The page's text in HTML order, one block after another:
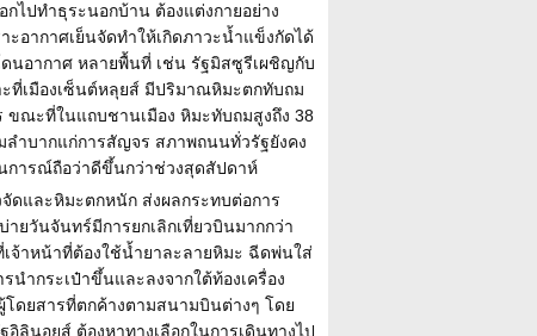
ไปทำธุระนอกบ้าน ต้องแต่งกายอย่าง
ะอากาศเย็นจัดทำให้เกิดภาวะน้ำแข็งกัดได้
นอากาศ หลายพื้นที่ เช่น รัฐมิสซูรีเผชิญกับ
ที่เมืองเซ็นต์หลุยส์ มีปริมาณหิมะตกทับถม
ขณะที่ในแถบชานเมือง หิมะทับถมสูงถึง 38
ลำบากแก่การสัญจร สภาพถนนทั่วรัฐยังคง
การณ์ถือว่าดีขึ้นกว่าช่วงสุดสัปดาห์
ดและหิมะตกหนัก ส่งผลกระทบต่อการ
ายวันจันทร์มีการยกเลิกเที่ยวบินมากกว่า
จ้าหน้าที่ต้องใช้น้ำยาละลายหิมะ ฉีดพ่นใส่
นำกระเป๋าขึ้นและลงจากใต้ท้องเครื่อง
โดยสารที่ตกค้างตามสนามบินต่างๆ โดย
ลินอยส์ ต้องหาทางเลือกในการเดินทางไป